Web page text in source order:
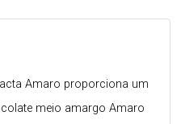
Amaro proporciona um
meio amargo Amaro